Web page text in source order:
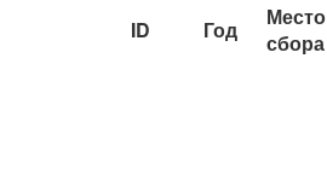
ID Год
Место
сбора